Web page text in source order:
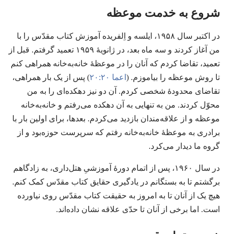
شروع به خدمت موعظه
در اکتبر سال ۱۹۵۸،‏ ایلسه و اِلفریده آموزش کتاب مقدّس را با
من آغاز کردند و سه ماه بعد،‏ در ژانویهٔ ۱۹۵۹ تعمید گرفتم.‏ قبل از
تعمید،‏ تقاضا کردم که آنان را در موعظهٔ خانه‌به‌خانه همراهی کنم
تا روش موعظه را بیاموزم.‏ (‏ اعما ۲۰:‏۲۰
‏)‏ پس از یک بار همراهی،‏
تقاضای محدودهٔ شخصی کردم.‏ آن دو نیز دهکده‌ای را به من
محوّل کردند.‏ من به تنهایی به آن دهکده می‌رفتم و خانه‌به‌خانه
موعظه و از علاقه‌مندان بازدید می‌کردم.‏ بعدها،‏ برای اولین بار با
برادری به موعظهٔ خانه‌به‌خانه رفتم که سرپرست حوزه‌بود و از
گروه ما دیدار می‌کرد.‏
در سال ۱۹۶۰،‏ پس از اتمام دورهٔ آموزشیِ هتل‌داری،‏ به زادگاهم
برگشتم تا به بستگانم در یادگیری حقایق کتاب مقدّس کمک کنم.‏
هیچ یک از آنان تا به امروز به حقیقت کتاب مقدّس روی نیاورده
است.‏ اما برخی از آنان تا حدّی علاقه نشان داده‌اند.‏